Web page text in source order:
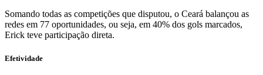
Somando todas as competições que disputou, o Ceará balançou as
redes em 77 oportunidades, ou seja, em 40% dos gols marcados,
Erick teve participação direta.
Efetividade